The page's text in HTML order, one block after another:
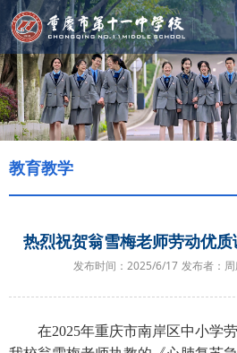
教育教学
热烈祝贺翁雪梅老师劳动优质
发布时间：2025/6/17 发布者：周
在2025年重庆市南岸区中小学